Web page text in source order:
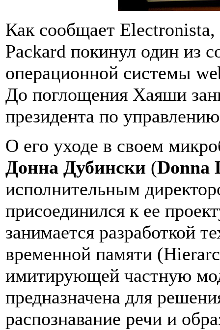
Как сообщает
Packard покинул один из
операционной системы
До поглощения Хаяши
президента по
О его уходе в своем
Донна Дубински (Donna
исполнительным
присоединился к ее
занимается разработкой
временной памяти
имитирующей частную
предназначена для
распознавание речи и